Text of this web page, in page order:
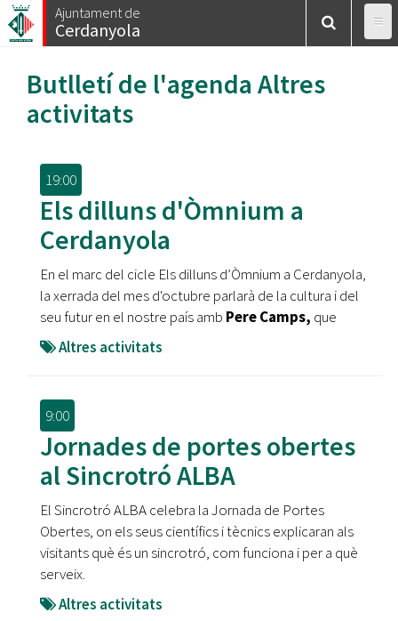
Vés
al
Ajuntament de
Cerdanyola
Butlletí de l'agenda Altres
activitats
19:00
Els dilluns d'Òmnium a
Cerdanyola
En el marc del cicle Els dilluns d’Òmnium a Cerdanyola,
la xerrada del mes d'octubre parlarà de la cultura i del
seu futur en el nostre país amb Pere Camps, que
Altres activitats
9:00
Jornades de portes obertes
al Sincrotró ALBA
El Sincrotró ALBA celebra la Jornada de Portes
Obertes, on els seus científics i tècnics explicaran als
visitants què és un sincrotró, com funciona i per a què
serveix.
Altres activitats